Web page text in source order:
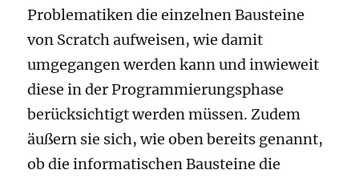
Problematiken die einzelnen Bausteine
von Scratch aufweisen, wie damit
umgegangen werden kann und inwieweit
diese in der Programmierungsphase
berücksichtigt werden müssen. Zudem
äußern sie sich, wie oben bereits genannt,
ob die informatischen Bausteine die